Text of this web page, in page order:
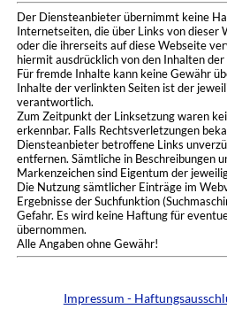
Der Diensteanbieter übernimmt keine
Internetseiten, die über Links von dieser
oder die ihrerseits auf diese Webseite
hiermit ausdrücklich von den Inhalten
Für fremde Inhalte kann keine Gewähr
Inhalte der verlinkten Seiten ist der
verantwortlich.
Zum Zeitpunkt der Linksetzung waren
erkennbar. Falls Rechtsverletzungen
Diensteanbieter betroffene Links
entfernen. Sämtliche in Beschreibungen
Markenzeichen sind Eigentum der
Die Nutzung sämtlicher Einträge im
Ergebnisse der Suchfunktion
Gefahr. Es wird keine Haftung für
übernommen.
Alle Angaben ohne Gewähr!
Impressum -